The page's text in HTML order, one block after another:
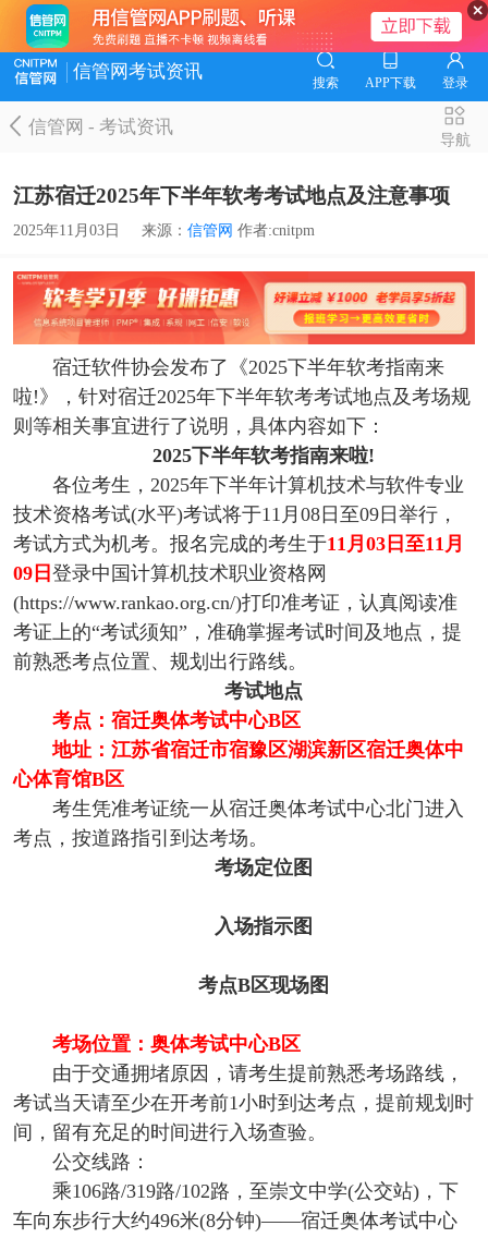
信管网考试资讯
搜索 APP下载 登录
信管网-考试资讯
导航
江苏宿迁2025年下半年软考考试地点及注意事项
2025年11月03日 来源： 信管网 作者:cnitpm
宿迁软件协会发布了《2025下半年软考指南来
啦!》，针对宿迁2025年下半年软考考试地点及考场规
则等相关事宜进行了说明，具体内容如下：
2025下半年软考指南来啦!
各位考生，2025年下半年计算机技术与软件专业
技术资格考试(水平)考试将于11月08日至09日举行，
考试方式为机考。报名完成的考生于11月03日至11月
09日 登录中国计算机技术职业资格网
(https://www.rankao.org.cn/)打印准考证，认真阅读准
考证上的“考试须知”，准确掌握考试时间及地点，提
前熟悉考点位置、规划出行路线。
考试地点
考点：宿迁奥体考试中心B区
地址：江苏省宿迁市宿豫区湖滨新区宿迁奥体中
心体育馆B区
考生凭准考证统一从宿迁奥体考试中心北门进入
考点，按道路指引到达考场。
考场定位图
入场指示图
考点B区现场图
考场位置：奥体考试中心B区
由于交通拥堵原因，请考生提前熟悉考场路线，
考试当天请至少在开考前1小时到达考点，提前规划时
间，留有充足的时间进行入场查验。
公交线路：
乘106路/319路/102路，至崇文中学(公交站)，下
车向东步行大约496米(8分钟)——宿迁奥体考试中心